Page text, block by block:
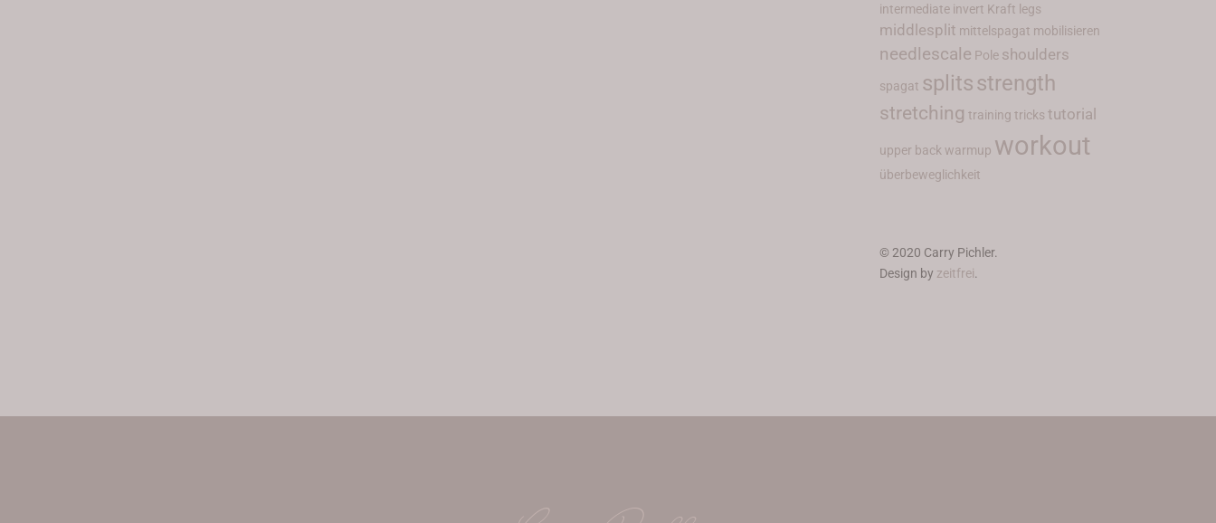
intermediate invert Kraft legs
middlesplit mittelspagat mobilisieren
needlescale Pole shoulders
spagat splitsstrength
stretching training tricks tutorial
upper back warmup workout
überbeweglichkeit
© 2020 Carry Pichler.
Design by zeitfrei.